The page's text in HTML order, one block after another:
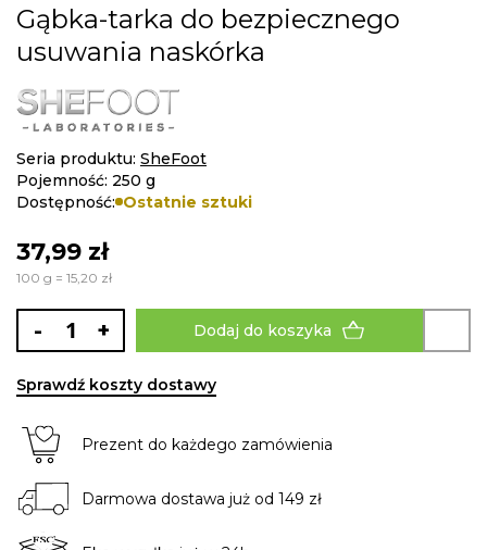
Skip
to
the
of
the
gallery
Gąbka-tarka do bezpiecznego
usuwania naskórka
Seria produktu: SheFoot
Pojemność: 250 g
Dostępność: Ostatnie sztuki
37,99 zł
100 g = 15,20 zł
- + Dodaj do koszyka
Sprawdź koszty dostawy
Prezent do każdego zamówienia
Darmowa dostawa już od 149 zł